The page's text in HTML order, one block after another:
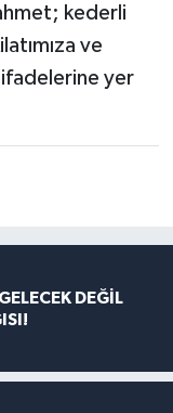
kederli
ve
yer
DEĞİL